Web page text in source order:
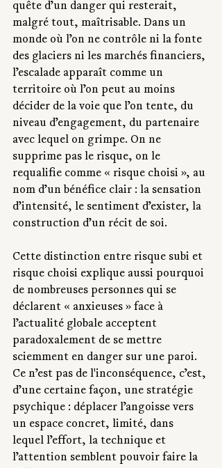
quête d’un danger qui resterait,
malgré tout, maîtrisable. Dans un
monde où l’on ne contrôle ni la fonte
des glaciers ni les marchés financiers,
l’escalade apparaît comme un
territoire où l’on peut au moins
décider de la voie que l’on tente, du
niveau d’engagement, du partenaire
avec lequel on grimpe. On ne
supprime pas le risque, on le
requalifie comme « risque choisi », au
nom d’un bénéfice clair : la sensation
d’intensité, le sentiment d’exister, la
construction d’un récit de soi.
Cette distinction entre risque subi et
risque choisi explique aussi pourquoi
de nombreuses personnes qui se
déclarent « anxieuses » face à
l’actualité globale acceptent
paradoxalement de se mettre
sciemment en danger sur une paroi.
Ce n’est pas de l'inconséquence, c’est,
d’une certaine façon, une stratégie
psychique : déplacer l’angoisse vers
un espace concret, limité, dans
lequel l’effort, la technique et
l’attention semblent pouvoir faire la